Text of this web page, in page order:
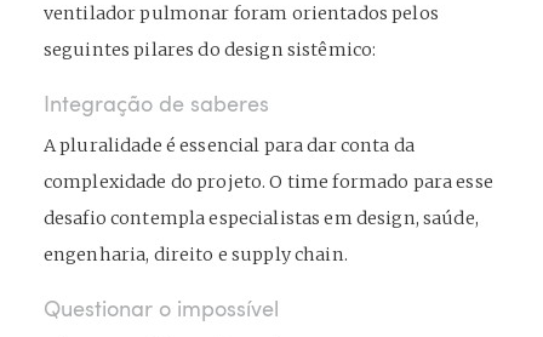
ventilador pulmonar foram orientados pelos
seguintes pilares do design sistêmico:
Integração de saberes
A pluralidade é essencial para dar conta da
complexidade do projeto. O time formado para esse
desafio contempla especialistas em design, saúde,
engenharia, direito e supply chain.
Questionar o impossível